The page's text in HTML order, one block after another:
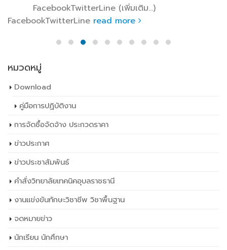
FacebookTwitterLine (เพิ่มเติม…)
FacebookTwitterLine read more
หมวดหมู่
Download
คู่มือการปฏิบัติงาน
การจัดซื้อจัดจ้าง ประกวดราคา
ข่าวประกาศ
ข่าวประชาสัมพันธ์
คำสั่งวิทยาลัยเทคนิคอุบลราชธานี
งานแข่งขันทักษะวิชาชีพ วิชาพื้นฐาน
จดหมายข่าว
นักเรียน นักศึกษา